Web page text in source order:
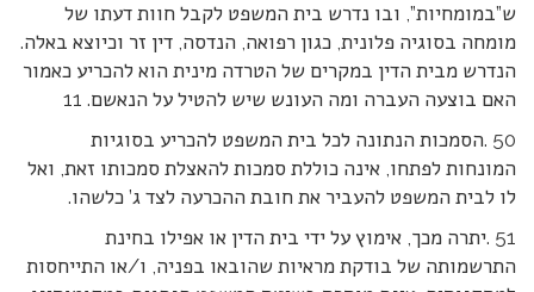
ש”במומחיות”, ובו נדרש בית המשפט לקבל חוות דעתו של
מומחה בסוגיה פלונית, כגון רפואה, הנדסה, דין זר וכיוצא באלה.
הנדרש מבית הדין במקרים של הטרדה מינית הוא להכריע כאמור
האם בוצעה העברה ומה העונש שיש להטיל על הנאשם. 11
50 .הסמכות הנתונה לכל בית המשפט להכריע בסוגיות
המונחות לפתחו, אינה כוללת סמכות להאצלת סמכותו זאת, ואל
לו לבית המשפט להעביר את חובת ההכרעה לצד ג’ כלשהו.
51 .יתרה מכך, אימוץ על ידי בית הדין או אפילו בחינת
התרשמותה של בודקת מראיות שהובאו בפניה, ו/או התייחסות